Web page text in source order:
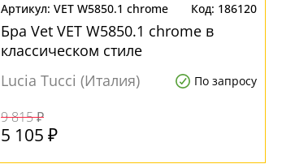
VET W5850.1 chrome 186120
Бра Vet VET W5850.1 chrome в
классическом стиле
Lucia Tucci (Италия)
По запросу
9 815 ₽
5 105 ₽